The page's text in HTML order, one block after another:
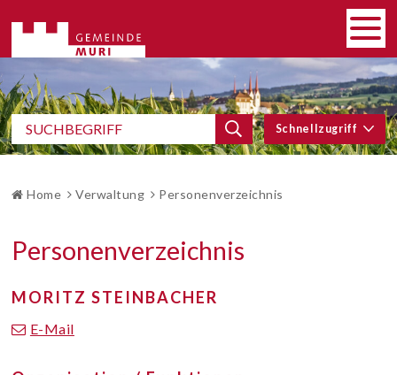
Navigieren in Gemeinde Muri
Suchbegriff
Suche starten
SCHNELLZUGRIFF
Schnellzugriff
BROTKRUMENNAVIGATION
Home Verwaltung Personenverzeichnis
Personenverzeichnis
MORITZ STEINBACHER
E-Mail